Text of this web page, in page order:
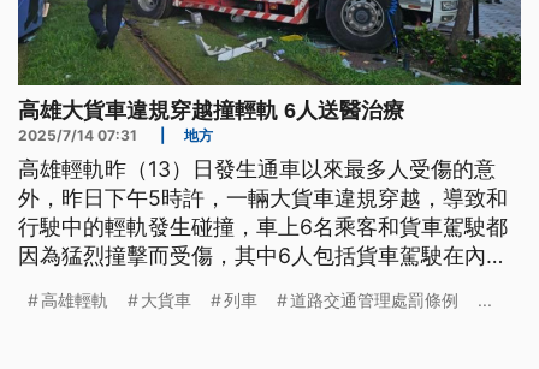
高雄大貨車違規穿越撞輕軌 6人送醫治療
2025/7/14 07:31 地方
高雄輕軌昨（13）日發生通車以來最多人受傷的意
外，昨日下午5時許，一輛大貨車違規穿越，導致和
行駛中的輕軌發生碰撞，車上6名乘客和貨車駕駛都
因為猛烈撞擊而受傷，其中6人包括貨車駕駛在內，
高雄輕軌 大貨車 列車 道路交通管理處罰條例 ...